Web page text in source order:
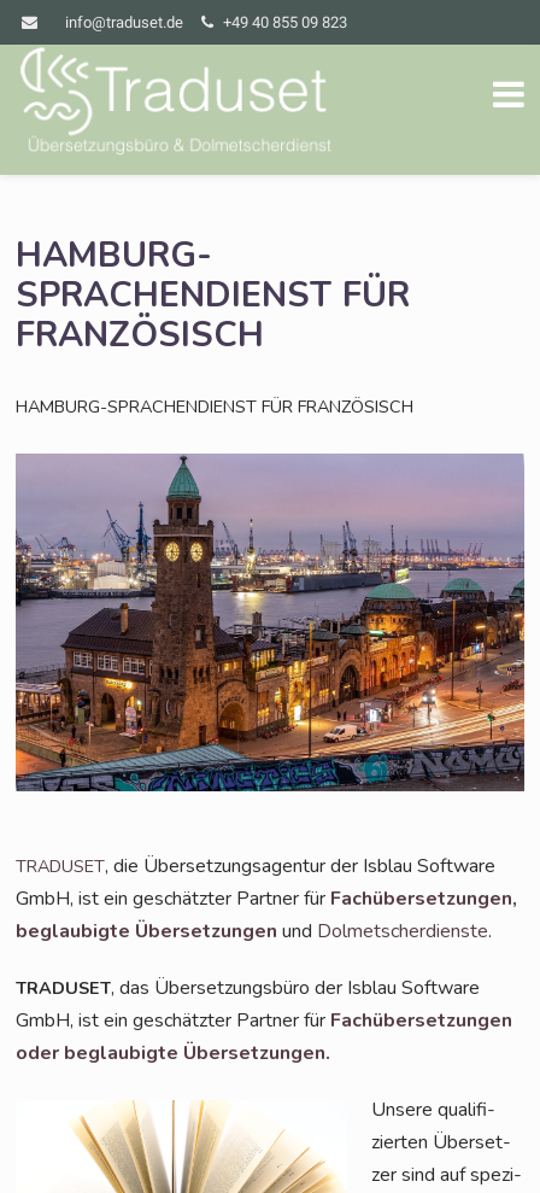
info@traduset.de +49 40 855 09 823
HAMBURG-
SPRACHENDIENST FÜR
FRANZÖSISCH
HAMBURG-SPRACHENDIENST FÜR FRANZÖSISCH
TRADUSET, die Über­set­zungs­agen­tur der Isblau Soft­ware
GmbH, ist ein geschätz­ter Part­ner für Fach­über­set­zun­gen,
beglau­big­te Über­set­zun­gen und Dol­met­scher­diens­te.
TRADUSET, das Über­set­zungs­bü­ro der Isblau Soft­ware
GmbH, ist ein geschätz­ter Part­ner für Fach­über­set­zun­gen
oder beglau­big­te Übersetzungen.
Unse­re qua­li­fi­
zier­ten Über­set­
zer sind auf spe­zi­